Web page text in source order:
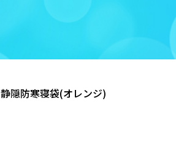
静隠防寒寝袋(オレンジ)